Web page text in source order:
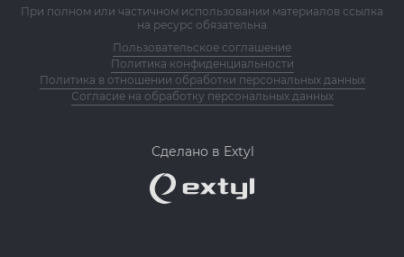
При полном или частичном использовании материалов ссылка
на ресурс обязательна
Пользовательское соглашение
Политика конфиденциальности
Политика в отношении обработки персональных данных
Согласие на обработку персональных данных
Сделано в Extyl